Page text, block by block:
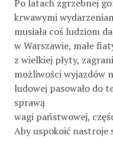
Po latach zgrzebnej
krwawymi
musiała coś ludziom
w Warszawie, małe
z wielkiej płyty,
możliwości wyjazdów
ludowej pasowało do
sprawą
wagi państwowej,
Aby uspokoić nastroje